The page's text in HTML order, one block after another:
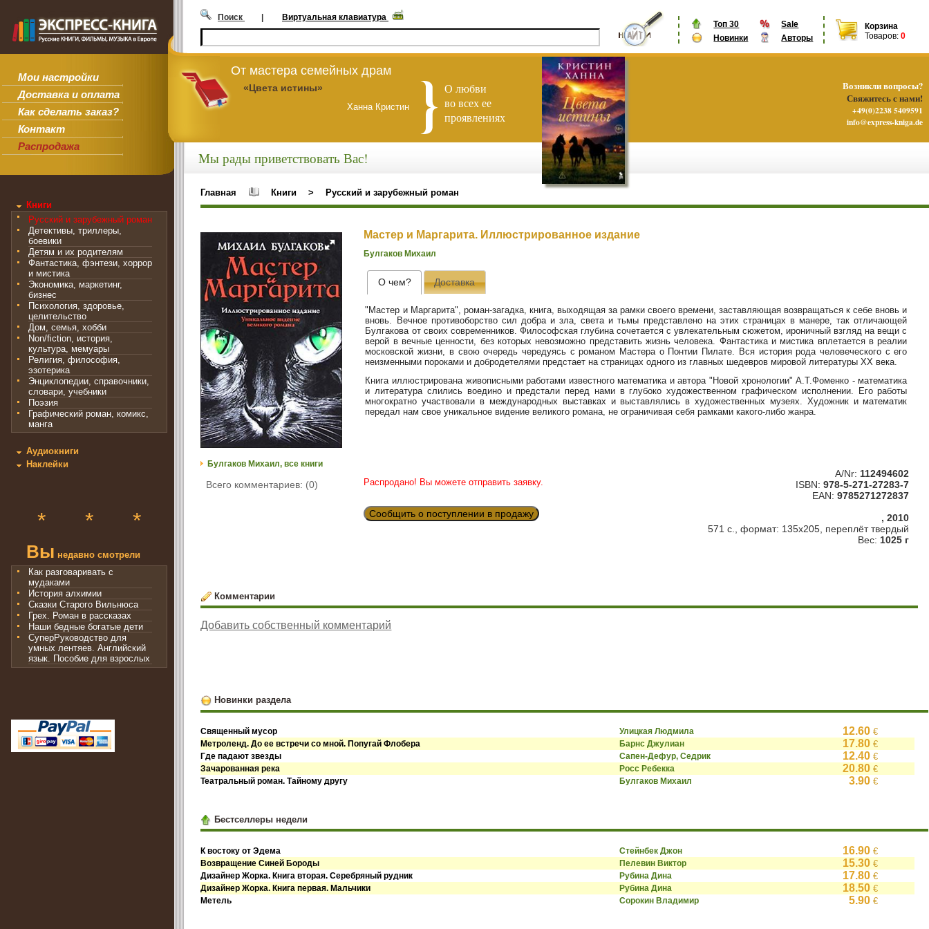
Мои настройки
Доставка и оплата
Как сделать заказ?
Контакт
Распродажа
Топ 30
Sale
Новинки
Авторы
Корзина
Товаров: 0
Поиск | Виртуальная клавиатура
От мастера семейных драм
«Цвета истины»
Ханна Кристин
О любви
во всех ее
проявлениях
Книги
Русский и зарубежный роман
Детективы, триллеры,
боевики
Детям и их родителям
Фантастика, фэнтези, хоррор
и мистика
Экономика, маркетинг,
бизнес
Психология, здоровье,
целительство
Дом, семья, хобби
Non/fiction, история,
культура, мемуары
Религия, философия,
эзотерика
Энциклопедии, справочники,
словари, учебники
Поэзия
Графический роман, комикс,
манга
Аудиокниги
Наклейки
* * *
Вы недавно смотрели
Как разговаривать с
мудаками
История алхимии
Сказки Старого Вильнюса
Грех. Роман в рассказах
Наши бедные богатые дети
СуперРуководство для
умных лентяев. Английский
язык. Пособие для взрослых
Мы рады приветствовать Вас!
Главная Книги > Русский и зарубежный роман
Булгаков Михаил, все книги
Всего комментариев: (0)
Мастер и Маргарита. Иллюстрированное издание
Булгаков Михаил
О чем? Доставка
"Мастер и Маргарита", роман-загадка, книга, выходящая за рамки своего времени, заставляющая возвращаться к себе вновь и
вновь. Вечное противоборство сил добра и зла, света и тьмы представлено на этих страницах в манере, так отличающей
Булгакова от своих современников. Философская глубина сочетается с увлекательным сюжетом, ироничный взгляд на вещи с
верой в вечные ценности, без которых невозможно представить жизнь человека. Фантастика и мистика вплетается в реалии
московской жизни, в свою очередь чередуясь с романом Мастера о Понтии Пилате. Вся история рода человеческого с его
неизменными пороками и добродетелями предстает на страницах одного из главных шедевров мировой литературы XX века.
Книга иллюстрирована живописными работами известного математика и автора "Новой хронологии" А.Т.Фоменко - математика
и литература слились воедино и предстали перед нами в глубоко художественном графическом исполнении. Его работы
многократно участвовали в международных выставках и выставлялись в художественных музеях. Художник и математик
передал нам свое уникальное видение великого романа, не ограничивая себя рамками какого-либо жанра.
Распродано! Вы можете отправить заявку.
Сообщить о поступлении в продажу
A/Nr: 112494602
ISBN: 978-5-271-27283-7
EAN: 9785271272837
, 2010
571 с., формат: 135х205, переплёт твердый
Вес: 1025 г
Комментарии
Добавить собственный комментарий
Новинки раздела
Священный мусор Улицкая Людмила 12.60€
Метроленд. До ее встречи со мной. Попугай Флобера Барнс Джулиан 17.80€
Где падают звезды Сапен-Дефур, Седрик 12.40€
Зачарованная река Росс Ребекка 20.80€
Театральный роман. Тайному другу Булгаков Михаил 3.90€
Бестселлеры недели
К востоку от Эдема Стейнбек Джон 16.90€
Возвращение Синей Бороды Пелевин Виктор 15.30€
Дизайнер Жорка. Книга вторая. Серебряный рудник Рубина Дина 17.80€
Дизайнер Жорка. Книга первая. Мальчики Рубина Дина 18.50€
Метель Сорокин Владимир 5.90€
Возникли вопросы?
Свяжитесь с нами!
+49(0)2238 5409591
info@express-kniga.de